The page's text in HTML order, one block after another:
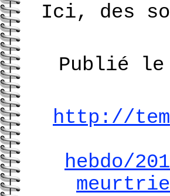
Ici, des
Publié le
http://
hebdo/